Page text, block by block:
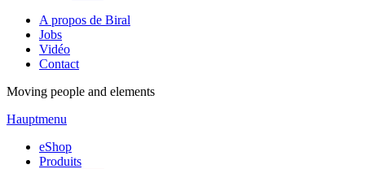
A propos de Biral
Jobs
Vidéo
Contact
Moving people and elements
Hauptmenu
eShop
Produits